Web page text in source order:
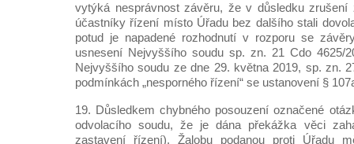
vytýká nesprávnost závěru, že v důsledku zrušení
účastníky řízení místo Úřadu bez dalšího stali
potud je napadené rozhodnutí v rozporu se
usnesení Nejvyššího soudu sp. zn. 21 Cdo 4625/
Nejvyššího soudu ze dne 29. května 2019, sp. zn.
podmínkách „nesporného řízení“ se ustanovení §
19. Důsledkem chybného posouzení označené
odvolacího soudu, že je dána překážka věci
zastavení řízení). Žalobu podanou proti Úřadu